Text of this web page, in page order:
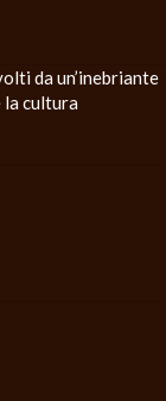
da un’inebriante
cultura